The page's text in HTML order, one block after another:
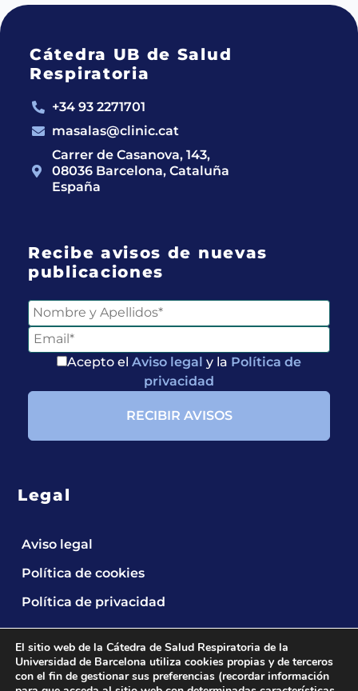
Cátedra UB de Salud
Respiratoria
+34 93 2271701
masalas@clinic.cat
Carrer de Casanova, 143,
08036 Barcelona, Cataluña
España
Recibe avisos de nuevas
publicaciones
Acepto el Aviso legal y la Política de
privacidad
Legal
Aviso legal
Política de cookies
Política de privacidad
El sitio web de la Cátedra de Salud Respiratoria de la
Universidad de Barcelona utiliza cookies propias y de terceros
con el fin de gestionar sus preferencias (recordar información